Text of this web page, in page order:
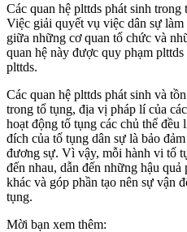
Các quan hệ plttds phát sinh
Việc giải quyết vụ việc dân sự làm
giữa những cơ quan tổ chức và
quan hệ này được quy phạm
plttds.
Các quan hệ plttds phát sinh và
trong tổ tụng, địa vị pháp lí của
hoạt động tố tụng các chủ thể
đích của tố tụng dân sự là bảo
đương sự. Vì vậy, mỗi hành vi tố
đến nhau, dẫn đến những hậu
khác và góp phần tạo nên sự vận
tụng.
Mời bạn xem thêm: